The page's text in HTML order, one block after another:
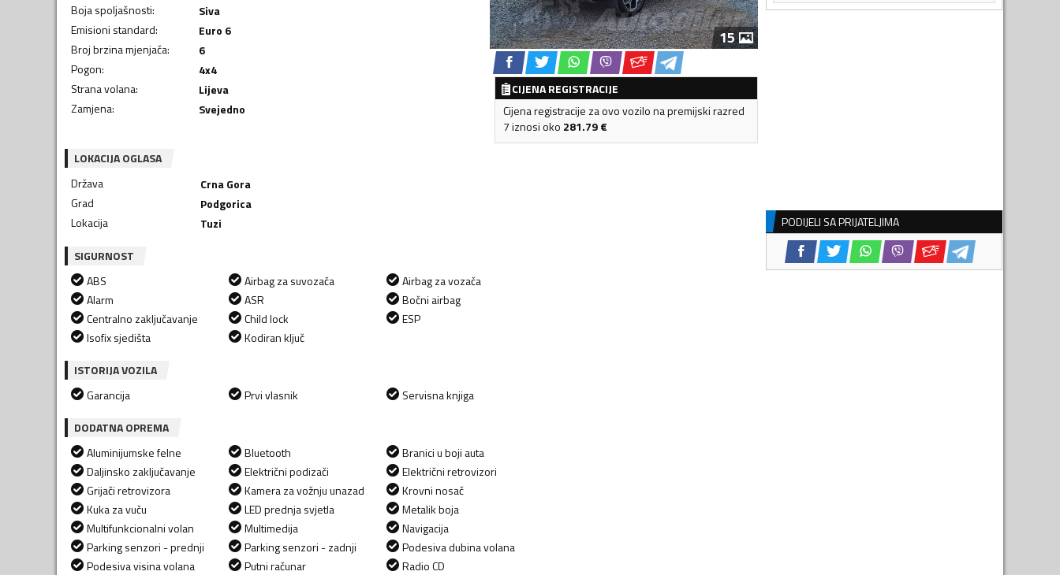
Boja spoljašnosti:
Siva
Emisioni standard:
Euro 6
Broj brzina mjenjača:
6
Pogon:
4x4
Strana volana:
Lijeva
Zamjena: Svejedno
15
CIJENA REGISTRACIJE
Cijena registracije za ovo vozilo na premijski razred
7 iznosi oko 281.79€
LOKACIJA OGLASA
Država
Crna Gora
Grad
Podgorica
Lokacija
Tuzi
SIGURNOST
ABS
Alarm
Centralno zaključavanje
Isofix sjedišta
Airbag za suvozača
ASR
Child lock
Kodiran ključ
Airbag za vozača
Bočni airbag
ESP
ISTORIJA VOZILA
Garancija
Prvi vlasnik
Servisna knjiga
DODATNA OPREMA
Aluminijumske felne
Daljinsko zaključavanje
Grijači retrovizora
Kuka za vuču
Multifunkcionalni volan
Parking senzori - prednji
Podesiva visina volana
Bluetooth
Električni podizači
Kamera za vožnju unazad
LED prednja svjetla
Multimedija
Parking senzori - zadnji
Putni računar
Branici u boji auta
Električni retrovizori
Krovni nosač
Metalik boja
Navigacija
Podesiva dubina volana
Radio CD
PODIJELI SA PRIJATELJIMA